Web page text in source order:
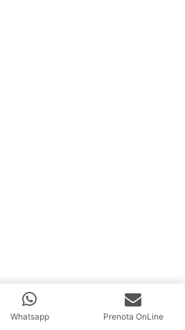
Whatsapp Prenota OnLine